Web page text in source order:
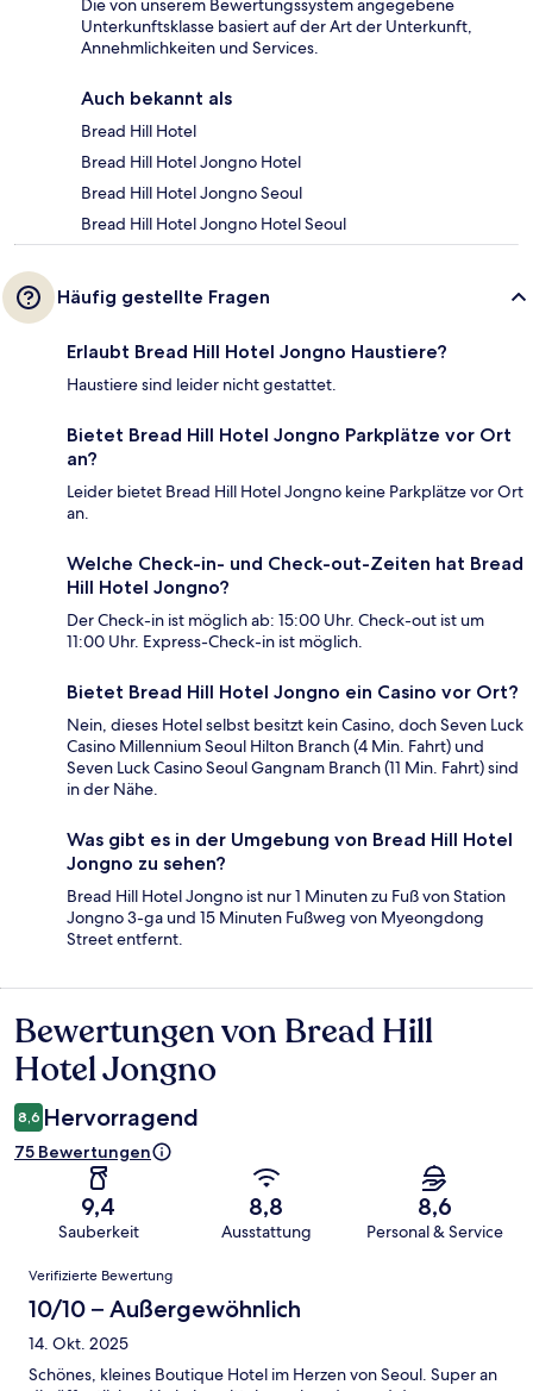
Die von unserem Bewertungssystem angegebene
Unterkunftsklasse basiert auf der Art der Unterkunft,
Annehmlichkeiten und Services.
Auch bekannt als
Bread Hill Hotel
Bread Hill Hotel Jongno Hotel
Bread Hill Hotel Jongno Seoul
Bread Hill Hotel Jongno Hotel Seoul
Häufig gestellte Fragen
Erlaubt Bread Hill Hotel Jongno Haustiere?
Haustiere sind leider nicht gestattet.
Bietet Bread Hill Hotel Jongno Parkplätze vor Ort
an?
Leider bietet Bread Hill Hotel Jongno keine Parkplätze vor Ort
an.
Welche Check-in- und Check-out-Zeiten hat Bread
Hill Hotel Jongno?
Der Check-in ist möglich ab: 15:00 Uhr. Check-out ist um
11:00 Uhr. Express-Check-in ist möglich.
Bietet Bread Hill Hotel Jongno ein Casino vor Ort?
Nein, dieses Hotel selbst besitzt kein Casino, doch Seven Luck
Casino Millennium Seoul Hilton Branch (4 Min. Fahrt) und
Seven Luck Casino Seoul Gangnam Branch (11 Min. Fahrt) sind
in der Nähe.
Was gibt es in der Umgebung von Bread Hill Hotel
Jongno zu sehen?
Bread Hill Hotel Jongno ist nur 1 Minuten zu Fuß von Station
Jongno 3-ga und 15 Minuten Fußweg von Myeongdong
Street entfernt.
Bewertungen
Bewertungen von Bread Hill
Hotel Jongno
8,6 Hervorragend
75 Bewertungen
9,4
Sauberkeit
8,8
Ausstattung
8,6
Personal & Service
Bewertungen
Verifizierte Bewertung
10/10 – Außergewöhnlich
14. Okt. 2025
Schönes, kleines Boutique Hotel im Herzen von Seoul. Super an